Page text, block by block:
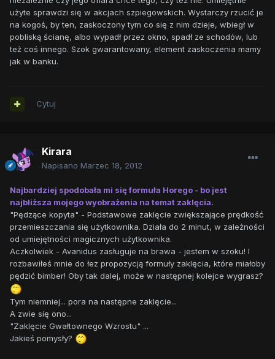
użyte sprawdzi się w akcjach szpiegowskich. Wystarczy rzucić je
na kogoś, by ten, zaskoczony tym co się z nim dzieje, wbiegł w
pobliską ścianę, albo wypadł przez okno, spadł ze schodów, lub
też coś innego. Szok gwarantowany, element zaskoczenia mamy
jak w banku.
Cytuj
Kirara
Napisano Marzec 18, 2012
Najbardziej spodobała mi się formuła Horego - bo jest
najbliższa mojego wyobrażenia na temat zaklęcia.
"Pędzące kopyta" - Podstawowe zaklęcie zwiększające prędkość
przemieszczania się użytkownika. Działa do 2 minut, w zależności
od umiejętności magicznych użytkownika.
Aczkolwiek - Avanidus zasługuje na brawa - jestem w szoku! I
rozbawiłeś mnie do łez propozycją formuły zaklęcia, które miałoby
pędzić bimber! Oby tak dalej, może w następnej kolejce wygrasz?
Tym niemniej... pora na następne zaklęcie...
A zwie się ono...
"Zaklęcie Gwałtownego Wzrostu" ...
Jakieś pomysły?